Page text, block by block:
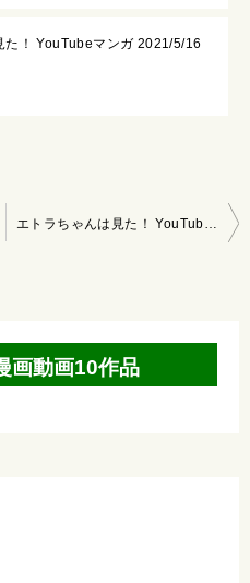
た！ YouTubeマンガ 2021/5/16
エトラちゃんは見た！ YouTubeマンガ 2020/10/25～10/31
画動画10作品